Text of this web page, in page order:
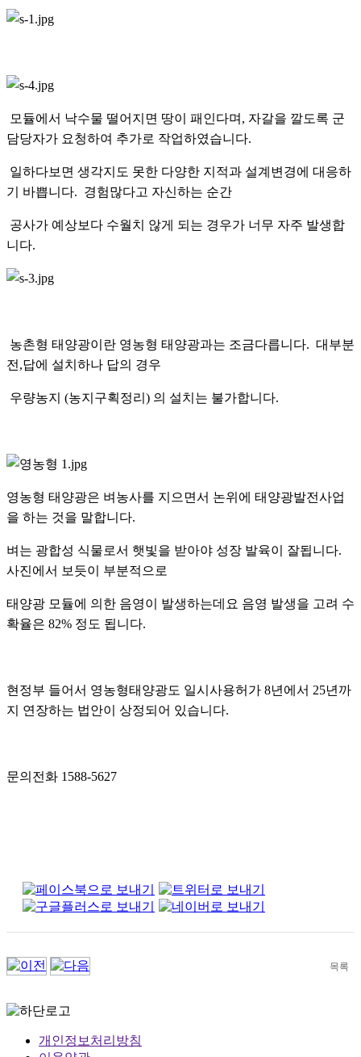
모듈에서 낙수물 떨어지면 땅이 패인다며, 자갈을 깔도록 군
담당자가 요청하여 추가로 작업하였습니다.
일하다보면 생각지도 못한 다양한 지적과 설계변경에 대응하
기 바쁩니다. 경험많다고 자신하는 순간
공사가 예상보다 수월치 않게 되는 경우가 너무 자주 발생합
니다.
농촌형 태양광이란 영농형 태양광과는 조금다릅니다. 대부분
전,답에 설치하나 답의 경우
우량농지 (농지구획정리) 의 설치는 불가합니다.
영농형 태양광은 벼농사를 지으면서 논위에 태양광발전사업
을 하는 것을 말합니다.
벼는 광합성 식물로서 햇빛을 받아야 성장 발육이 잘됩니다.
사진에서 보듯이 부분적으로
태양광 모듈에 의한 음영이 발생하는데요 음영 발생을 고려 수
확율은 82% 정도 됩니다.
현정부 들어서 영농형태양광도 일시사용허가 8년에서 25년까
지 연장하는 법안이 상정되어 있습니다.
문의전화 1588-5627
목록
개인정보처리방침